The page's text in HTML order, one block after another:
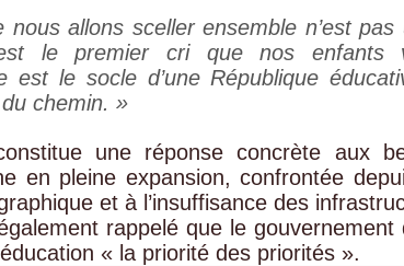
nous allons sceller ensemble n’est pas
le premier cri que nos enfants
est le socle d’une République
chemin. »
une réponse concrète aux
en pleine expansion, confrontée
et à l’insuffisance des
rappelé que le
« la priorité des priorités ».